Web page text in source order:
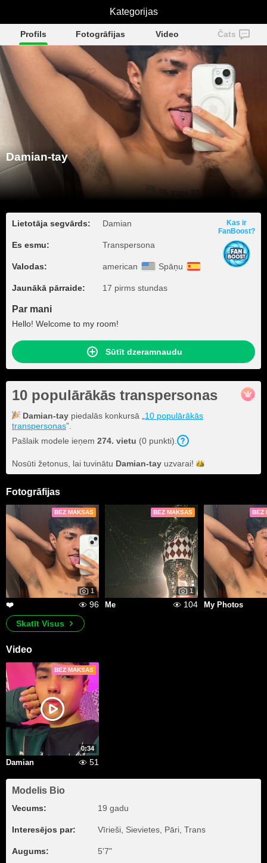
Damian-tay
Profils Fotogrāfijas Video Čats
Damian-tay
Lietotāja segvārds: Damian
Es esmu: Transpersona
Valodas: american Spāņu
Jaunākā pārraide: 17 pirms stundas
Kas ir
FanBoost?
Par mani
Hello! Welcome to my room!
Sūtīt dzeramnaudu
10 populārākās transpersonas
Damian-tay piedalās konkursā „ 10 populārākās
transpersonas”.
Pašlaik modele ieņem 274. vietu (0 punkti).
Nosūti žetonus, lai tuvinātu Damian-tay uzvarai!
Fotogrāfijas
BEZ MAKSAS
1
❤️ 96
BEZ MAKSAS
1
Me 104
BEZ
My Photos
Skatīt Visus
Video
BEZ MAKSAS
0:34
Damian 51
Modelis Bio
Vecums: 19 gadu
Interesējos par: Vīrieši, Sievietes, Pāri, Trans
Augums: 5'7"
Kategorijas